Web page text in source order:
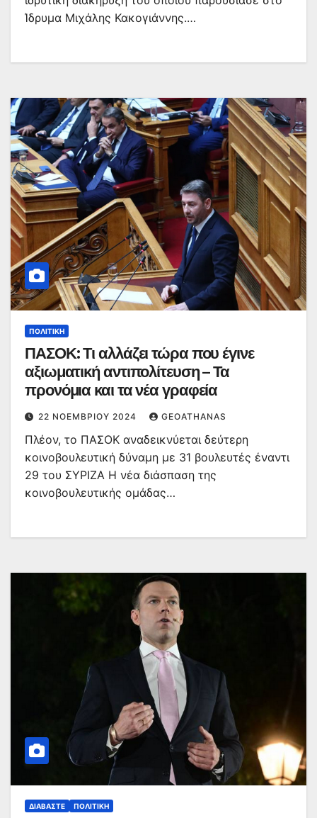
Ίδρυμα Μιχάλης Κακογιάννης.…
ΠΟΛΙΤΙΚΉ
ΠΑΣΟΚ: Τι αλλάζει τώρα που έγινε
αξιωματική αντιπολίτευση – Τα
προνόμια και τα νέα γραφεία
22 ΝΟΕΜΒΡΊΟΥ 2024 GEOATHANAS
Πλέον, το ΠΑΣΟΚ αναδεικνύεται δεύτερη
κοινοβουλευτική δύναμη με 31 βουλευτές έναντι
29 του ΣΥΡΙΖΑ Η νέα διάσπαση της
κοινοβουλευτικής ομάδας…
ΔΙΑΒΆΣΤΕ ΠΟΛΙΤΙΚΉ